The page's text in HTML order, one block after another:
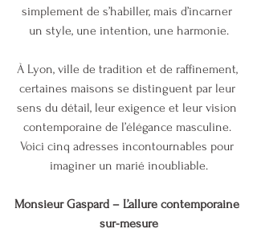
simplement de s’habiller, mais d’incarner
un style, une intention, une harmonie.
À Lyon, ville de tradition et de raffinement,
certaines maisons se distinguent par leur
sens du détail, leur exigence et leur vision
contemporaine de l’élégance masculine.
Voici cinq adresses incontournables pour
imaginer un marié inoubliable.
Monsieur Gaspard – L’allure contemporaine
sur-mesure